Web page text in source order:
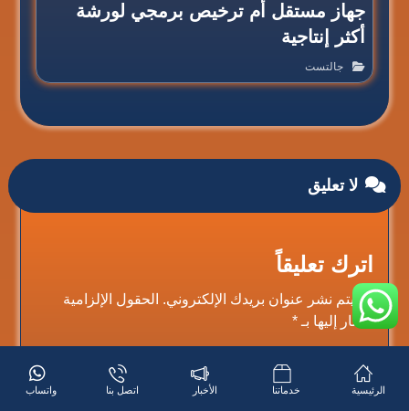
جهاز مستقل أم ترخيص برمجي لورشة
أكثر إنتاجية
جالتست
لا تعليق
اترك تعليقاً
لن يتم نشر عنوان بريدك الإلكتروني. الحقول الإلزامية
مشار إليها بـ*
التعليق
الرئيسية خدماتنا الأخبار اتصل بنا واتساب